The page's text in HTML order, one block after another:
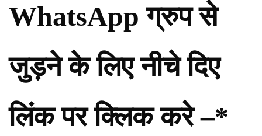
WhatsApp ग्रुप से
जुड़ने के लिए नीचे दिए
लिंक पर क्लिक करे –*